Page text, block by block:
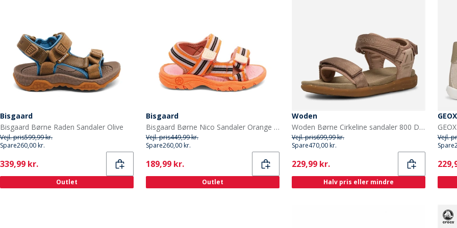
Bisgaard
Bisgaard Børne Raden Sandaler Olive
Vejl. pris599,99 kr.
Spare260,00 kr.
Current
339,99 kr.
Outlet
Bisgaard
Bisgaard Børne Nico Sandaler Orange Mix
Vejl. pris449,99 kr.
Spare260,00 kr.
Current
189,99 kr.
Outlet
Woden
Woden Børne Cirkeline sandaler 800 Dry Rose
Vejl. pris699,99 kr.
Spare470,00 kr.
Current
229,99 kr.
Halv pris eller mindre
GEOX
Vejl.
Spare